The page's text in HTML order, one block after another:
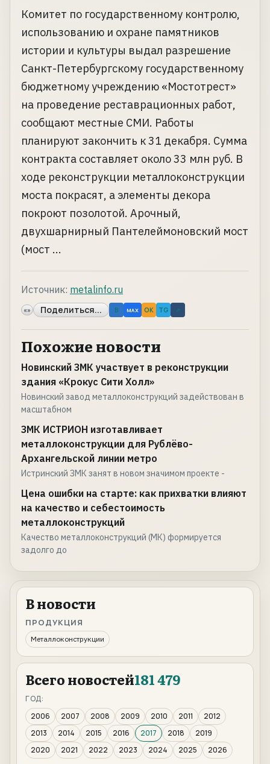
Комитет по государственному контролю,
использованию и охране памятников
истории и культуры выдал разрешение
Санкт-Петербургскому государственному
бюджетному учреждению «Мостотрест»
на проведение реставрационных работ,
сообщают местные СМИ. Работы
планируют закончить к 31 декабря. Сумма
контракта составляет около 33 млн руб. В
ходе реконструкции металлоконструкции
моста покрасят, а элементы декора
покроют позолотой. Арочный,
двухшарнирный Пантелеймоновский мост
(мост ...
Источник: metalinfo.ru
«» Поделиться... B MAX OK TG ↗
Похожие новости
Новинский ЗМК участвует в реконструкции
здания «Крокус Сити Холл»
Новинский завод металлоконструкций задействован в
масштабном
ЗМК ИСТРИОН изготавливает
металлоконструкции для Рублёво-
Архангельской линии метро
Истринский ЗМК занят в новом значимом проекте -
Цена ошибки на старте: как прихватки влияют
на качество и себестоимость
металлоконструкций
Качество металлоконструкций (МК) формируется
задолго до
В новости
ПРОДУКЦИЯ
Металлоконструкции
Всего новостей181 479
ГОД:
2006
2007 2008 2009 2010 2011
2012
2013
2014 2015 2016 2017 2018
2019
2020
2021 2022 2023 2024 2025
2026